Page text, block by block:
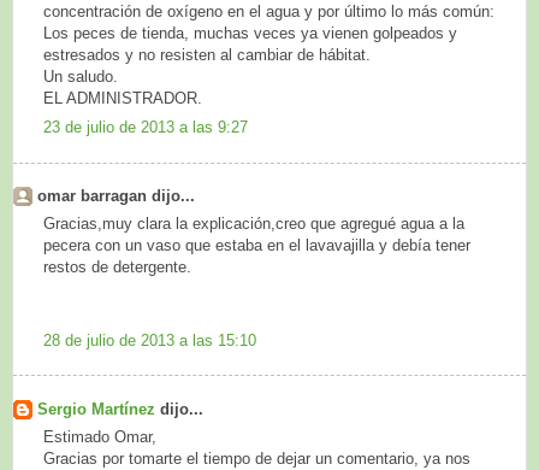
concentración de oxígeno en el agua y por último lo más común:
Los peces de tienda, muchas veces ya vienen golpeados y
estresados y no resisten al cambiar de hábitat.
Un saludo.
EL ADMINISTRADOR.
23 de julio de 2013 a las 9:27
omar barragan dijo...
Gracias,muy clara la explicación,creo que agregué agua a la
pecera con un vaso que estaba en el lavavajilla y debía tener
restos de detergente.
28 de julio de 2013 a las 15:10
Sergio Martínez dijo...
Estimado Omar,
Gracias por tomarte el tiempo de dejar un comentario, ya nos